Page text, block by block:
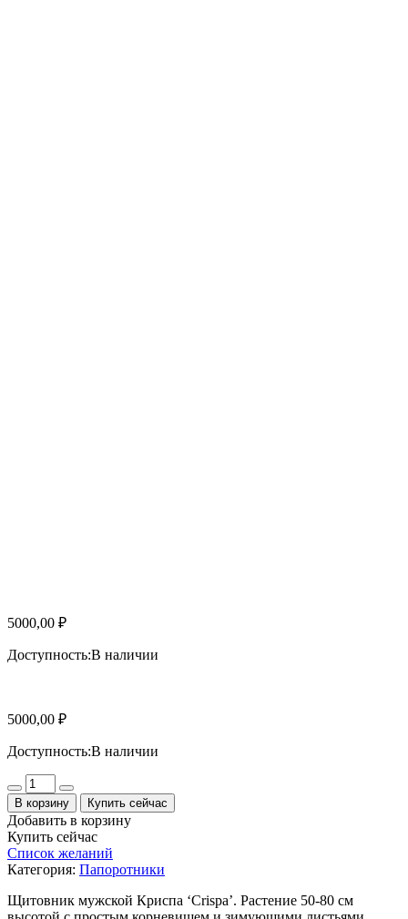
5000,00 ₽
Доступность:В наличии
5000,00 ₽
Доступность:В наличии
Количество
В корзину Купить сейчас
Добавить в корзину
Купить сейчас
Список желаний
Категория: Папоротники
Щитовник мужской Криспа ‘Crispa’. Растение 50-80 см